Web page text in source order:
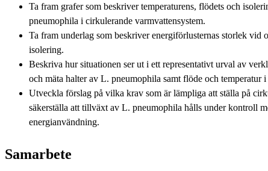
Ta fram grafer som beskriver temperaturens, flödets och
pneumophila i cirkulerande varmvattensystem.
Ta fram underlag som beskriver energiförlusternas storlek vid
isolering.
Beskriva hur situationen ser ut i ett representativt urval av
och mäta halter av L. pneumophila samt flöde och temperatur
Utveckla förslag på vilka krav som är lämpliga att ställa på
säkerställa att tillväxt av L. pneumophila hålls under kontroll
energianvändning.
Samarbete